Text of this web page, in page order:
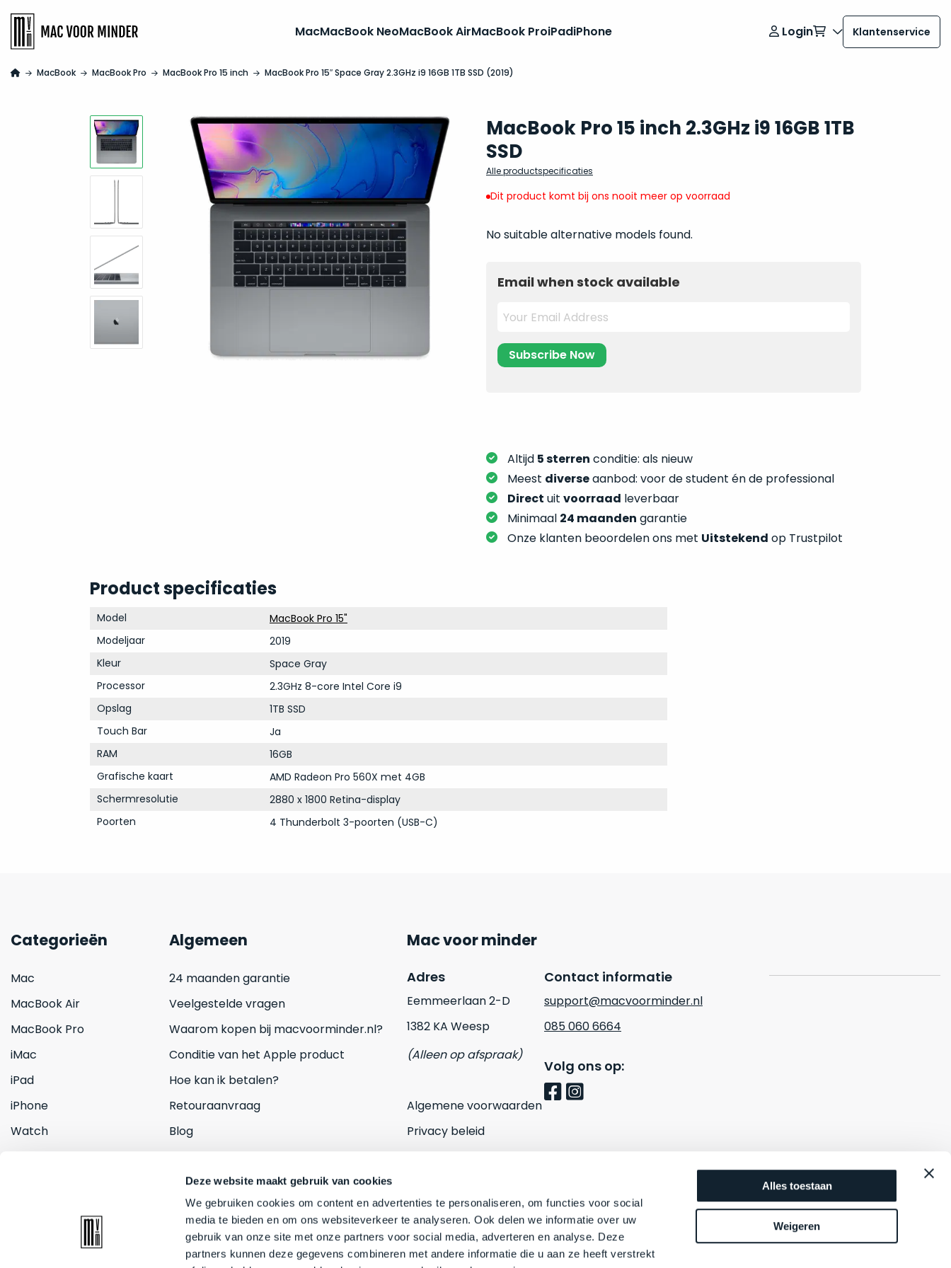
Deze website maakt gebruik van cookies
We gebruiken cookies om content en advertenties te personaliseren, om functies voor social
media te bieden en om ons websiteverkeer te analyseren. Ook delen we informatie over uw
gebruik van onze site met onze partners voor social media, adverteren en analyse. Deze
partners kunnen deze gegevens combineren met andere informatie die u aan ze heeft verstrekt
Alles toestaan
Weigeren
MacMacBook NeoMacBook AirMacBook ProiPadiPhone Login Klantenservice
MacBook MacBook Pro MacBook Pro 15 inch MacBook Pro 15″ Space Gray 2.3GHz i9 16GB 1TB SSD (2019)
MacBook Pro 15 inch 2.3GHz i9 16GB 1TB
SSD
Alle productspecificaties
Dit product komt bij ons nooit meer op voorraad
No suitable alternative models found.
Email when stock available
Altijd 5 sterren conditie: als nieuw
Meest diverseaanbod: voor de student én de professional
Direct uit voorraad leverbaar
Minimaal 24 maanden garantie
Onze klanten beoordelen ons met Uitstekend op Trustpilot
Product specificaties
Model
MacBook Pro 15"
Modeljaar
2019
Kleur
Space Gray
Processor
2.3GHz 8-core Intel Core i9
Opslag
1TB SSD
Touch Bar
Ja
RAM
16GB
Grafische kaart
AMD Radeon Pro 560X met 4GB
Schermresolutie
2880 x 1800 Retina-display
Poorten
4 Thunderbolt 3-poorten (USB-C)
Categorieën
Mac
MacBook Air
MacBook Pro
iMac
iPad
iPhone
Watch
Algemeen
24 maanden garantie
Veelgestelde vragen
Waarom kopen bij macvoorminder.nl?
Conditie van het Apple product
Hoe kan ik betalen?
Retouraanvraag
Blog
Mac voor minder
Adres
Eemmeerlaan 2-D
1382 KA Weesp
(Alleen op afspraak)
Algemene voorwaarden
Privacy beleid
Contact informatie
support@macvoorminder.nl
085 060 6664
Volg ons op: